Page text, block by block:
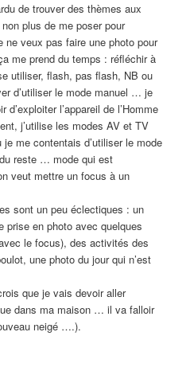
de trouver des thèmes aux
plus de me poser pour
ne veux pas faire une photo pour
me prend du temps : réfléchir à
utiliser, flash, pas flash, NB ou
d’utiliser le mode manuel … je
l’appareil de l’Homme
j’utilise les modes AV et TV
me contentais d’utiliser le mode
reste … mode qui est
veut mettre un focus à un
sont un peu éclectiques : un
prise en photo avec quelques
le focus), des activités des
une photo du jour qui n’est
que je vais devoir aller
dans ma maison … il va falloir
neigé ….).